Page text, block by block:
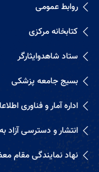
روابط عمومی
کتابخانه مرکزی
ستاد شاهدوایثارگر
بسیج جامعه پزشکی
اداره آمار و فناوری اطلاعات
انتشار و دسترسی آزاد به
نهاد نمایندگی مقام